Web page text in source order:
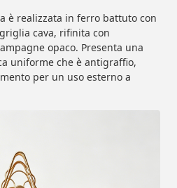
è realizzata in ferro battuto con
cava, rifinita con
opaco. Presenta una
uniforme che è antigraffio,
per un uso esterno a